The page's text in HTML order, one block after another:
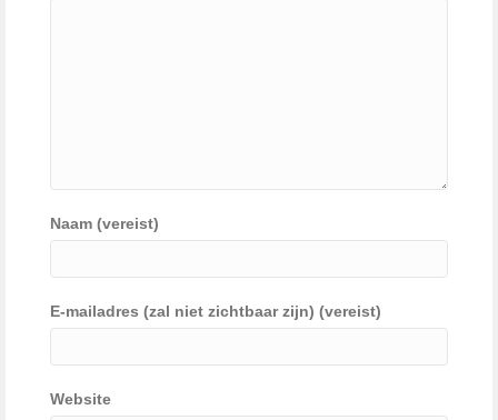
Naam (vereist)
E-mailadres (zal niet zichtbaar zijn) (vereist)
Website